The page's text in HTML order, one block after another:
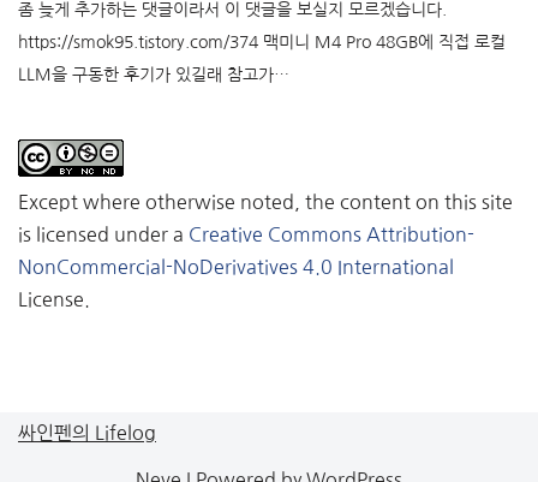
좀 늦게 추가하는 댓글이라서 이 댓글을 보실지 모르겠습니다.
https://smok95.tistory.com/374 맥미니 M4 Pro 48GB에 직접 로컬
LLM을 구동한 후기가 있길래 참고가…
Except where otherwise noted, the content on this site
is licensed under a Creative Commons Attribution-
NonCommercial-NoDerivatives 4.0 International
License.
싸인펜의 Lifelog